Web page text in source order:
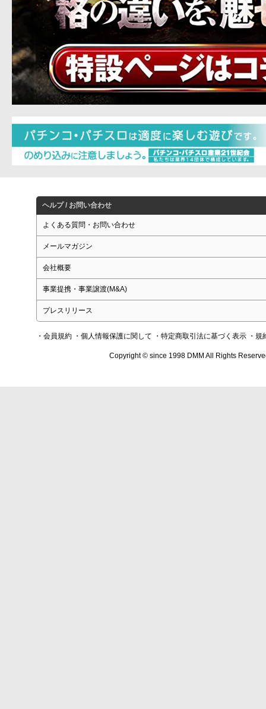
ヘルプ / お問い合わせ
よくある質問・お問い合わせ
メールマガジン
会社概要
事業提携・事業譲渡(M&A)
プレスリリース
・会員規約 ・個人情報保護に関して ・特定商取引法に基づく表示 ・規
Copyright © since 1998 DMM All Rights